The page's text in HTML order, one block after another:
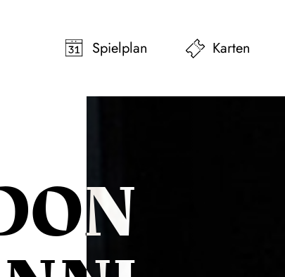
Spielplan
Karten